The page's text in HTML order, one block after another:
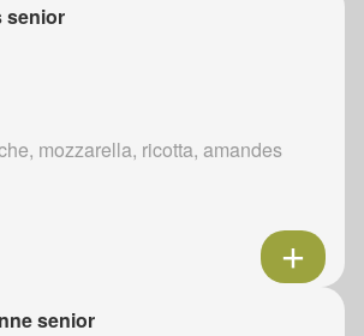
senior
mozzarella, ricotta, amandes
senior